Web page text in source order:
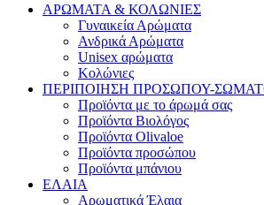
ΑΡΩΜΑΤΑ & ΚΟΛΩΝΙΕΣ
Γυναικεία Αρώματα
Ανδρικά Αρώματα
Unisex αρώματα
Κολώνιες
ΠΕΡΙΠΟΙΗΣΗ ΠΡΟΣΩΠΟΥ-
Προϊόντα με το άρωμά σας
Προϊόντα Βιολόγος
Προϊόντα Olivaloe
Προϊόντα προσώπου
Προϊόντα μπάνιου
ΕΛΑΙΑ
Αρωματικά Έλαια